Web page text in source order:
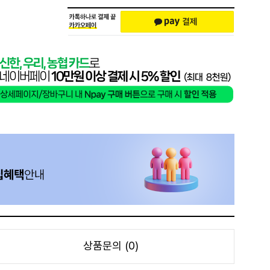
상품문의 (0)